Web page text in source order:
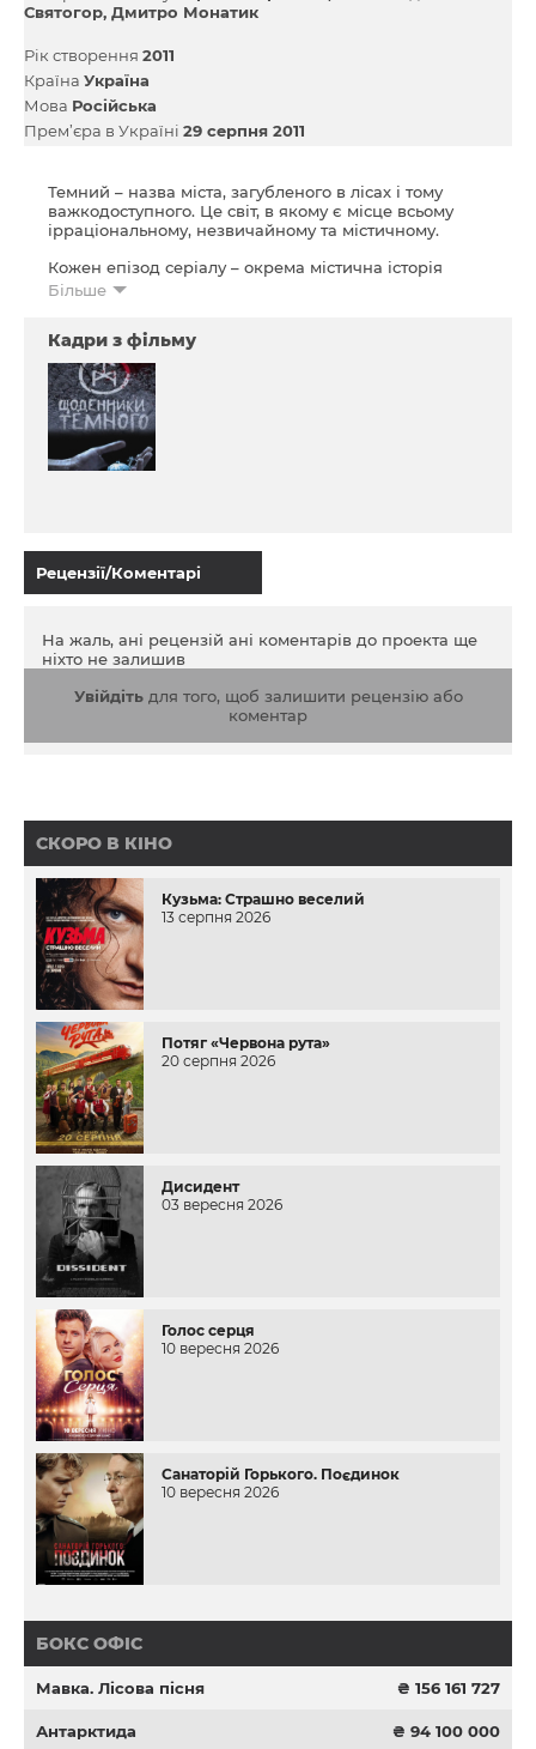
Святогор Дмитро Монатик
Рік створення 2011
Країна Україна
Мова Російська
Прем’єра в Україні 29 серпня 2011
Темний – назва міста, загубленого в лісах і тому
важкодоступного. Це світ, в якому є місце всьому
ірраціональному, незвичайному та містичному.
Кожен епізод серіалу – окрема містична історія
зіткнення людей з нечистю: ​​вампірами,
моторошний. Це розмірений, але напружений
детектив, заснований на незвичайних і дивних
подіях.
Більше
Кадри з фільму
Рецензії/Коментарі
На жаль, ані рецензій ані коментарів до проекта ще
ніхто не залишив
Увійдітьдля того, щоб залишити рецензію або
коментар
СКОРО В КІНО
Кузьма: Страшно веселий
13 серпня 2026
Потяг «Червона рута»
20 серпня 2026
Дисидент
03 вересня 2026
Голос серця
10 вересня 2026
Санаторій Горького. Поєдинок
10 вересня 2026
БОКС ОФІС
Мавка. Лісова пісня ₴ 156 161 727
Антарктида ₴ 94 100 000